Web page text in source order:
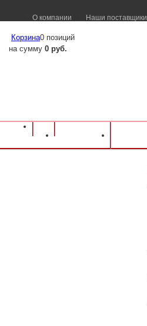
О компании Наши поставщики
Корзина0 позиций
на сумму 0 руб.
Оборудование для ресторанов и кафе